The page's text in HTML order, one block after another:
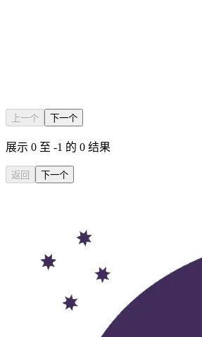
上一个 下一个
展示 0 至 -1 的 0 结果
返回 下一个